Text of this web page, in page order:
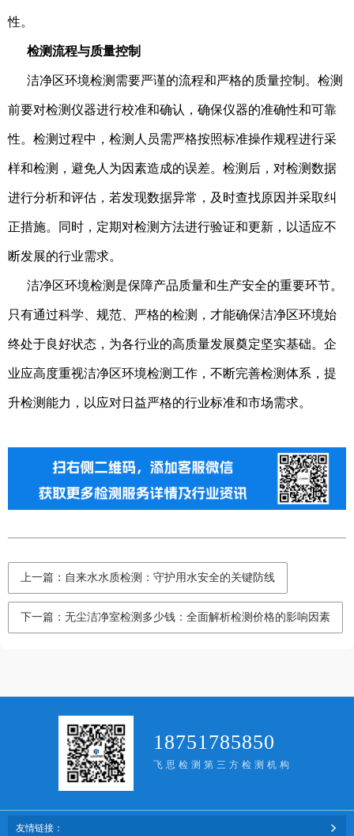
性。
检测流程与质量控制
洁净区环境检测需要严谨的流程和严格的质量控制。检测
前要对检测仪器进行校准和确认，确保仪器的准确性和可靠
性。检测过程中，检测人员需严格按照标准操作规程进行采
样和检测，避免人为因素造成的误差。检测后，对检测数据
进行分析和评估，若发现数据异常，及时查找原因并采取纠
正措施。同时，定期对检测方法进行验证和更新，以适应不
断发展的行业需求。
洁净区环境检测是保障产品质量和生产安全的重要环节。
只有通过科学、规范、严格的检测，才能确保洁净区环境始
终处于良好状态，为各行业的高质量发展奠定坚实基础。企
业应高度重视洁净区环境检测工作，不断完善检测体系，提
升检测能力，以应对日益严格的行业标准和市场需求。
上一篇：自来水水质检测：守护用水安全的关键防线
下一篇：无尘洁净室检测多少钱：全面解析检测价格的影响因素
18751785850
飞思检测第三方检测机构
友情链接：